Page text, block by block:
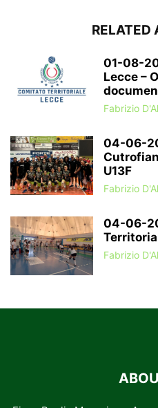
RELATED
01-08-
Lecce –
Fabrizio
04-06-
U13F
Fabrizio
04-06-
Fabrizio